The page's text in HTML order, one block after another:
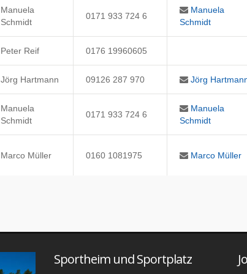
Manuela
Schmidt
0171 933 724 6
Manuela
Schmidt
Peter Reif 0176 19960605
Jörg Hartmann 09126 287 970 Jörg
Manuela
Schmidt
0171 933 724 6
Manuela
Schmidt
Marco Müller 0160 1081975 Marco Müller
Sportheim und Sportplatz